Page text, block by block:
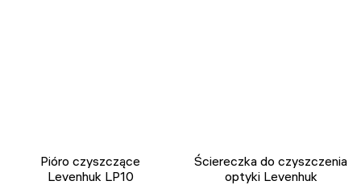
Pióro czyszczące
Levenhuk LP10
Ściereczka do czyszczenia
optyki Levenhuk